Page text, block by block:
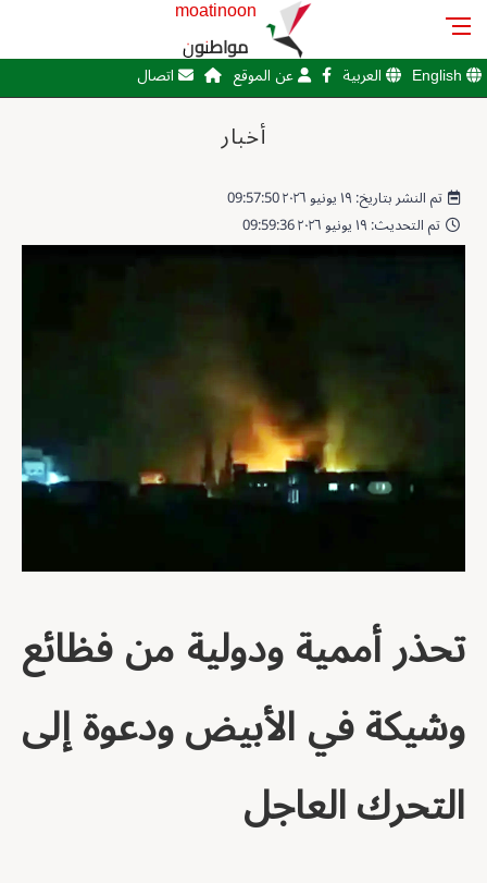
moatinoon
مواطنون
English العربية عن الموقع اتصال
أخبار
تم النشر بتاريخ: ١٩ يونيو ٢٠٢٦ 09:57:50
تم التحديث: ١٩ يونيو ٢٠٢٦ 09:59:36
تحذر أممية ودولية من فظائع
وشيكة في الأبيض ودعوة إلى
التحرك العاجل